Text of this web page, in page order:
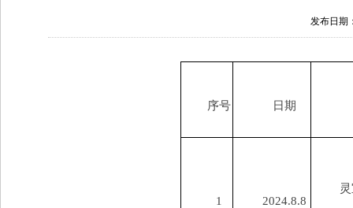
发布日期
序号 日期
1 2024.8.8